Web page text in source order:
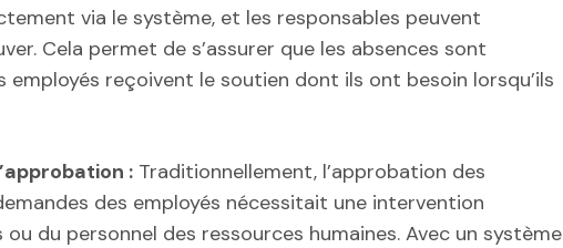
via le système, et les responsables peuvent
Cela permet de s’assurer que les absences sont
reçoivent le soutien dont ils ont besoin lorsqu’ils
: Traditionnellement, l’approbation des
des employés nécessitait une intervention
du personnel des ressources humaines. Avec un système